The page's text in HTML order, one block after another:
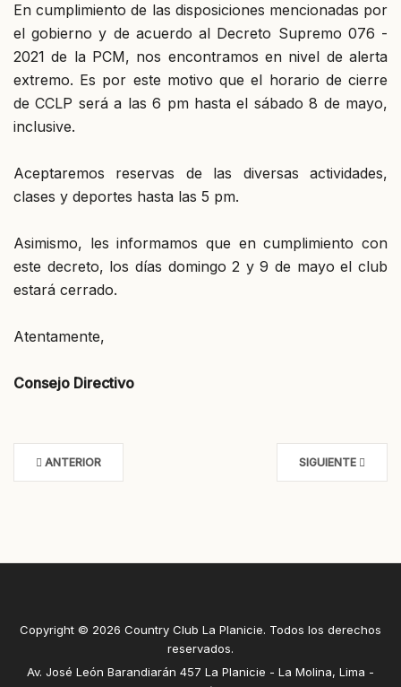
En cumplimiento de las disposiciones mencionadas por
el gobierno y de acuerdo al Decreto Supremo 076 -
2021 de la PCM, nos encontramos en nivel de alerta
extremo. Es por este motivo que el horario de cierre
de CCLP será a las 6 pm hasta el sábado 8 de mayo,
inclusive.
Aceptaremos reservas de las diversas actividades,
clases y deportes hasta las 5 pm.
Asimismo, les informamos que en cumplimiento con
este decreto, los días domingo 2 y 9 de mayo el club
estará cerrado.
Atentamente,
Consejo Directivo
ANTERIOR SIGUIENTE
Copyright © 2026 Country Club La Planicie. Todos los derechos
reservados.
Av. José León Barandiarán 457 La Planicie - La Molina, Lima -